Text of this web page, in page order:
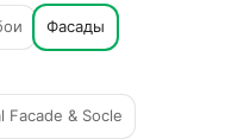
Фасады
Facade & Socle